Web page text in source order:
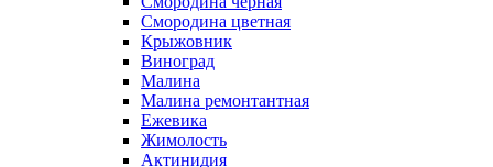
Смородина цветная
Крыжовник
Виноград
Малина
Малина ремонтантная
Ежевика
Жимолость
Актинидия